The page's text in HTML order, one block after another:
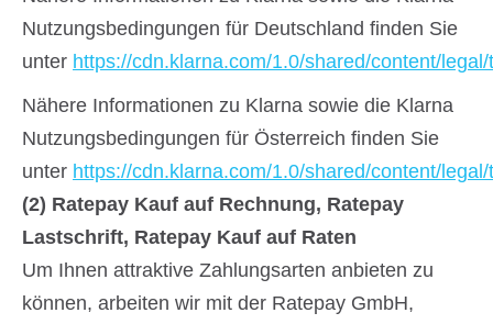
Nutzungsbedingungen für Deutschland finden Sie
unter https://cdn.klarna.com/1.0/shared/content/
Nähere Informationen zu Klarna sowie die Klarna
Nutzungsbedingungen für Österreich finden Sie
unter https://cdn.klarna.com/1.0/shared/content/
(2) Ratepay Kauf auf Rechnung, Ratepay
Lastschrift, Ratepay Kauf auf Raten
Um Ihnen attraktive Zahlungsarten anbieten zu
können, arbeiten wir mit der Ratepay GmbH,